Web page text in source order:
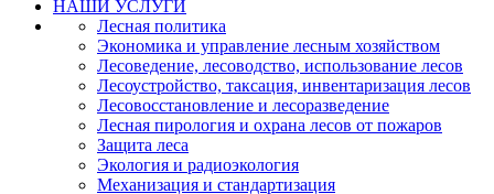
НАШИ УСЛУГИ
Лесная политика
Экономика и управление лесным хозяйством
Лесоведение, лесоводство, использование лесов
Лесоустройство, таксация, инвентаризация лесов
Лесовосстановление и лесоразведение
Лесная пирология и охрана лесов от пожаров
Защита леса
Экология и радиоэкология
Механизация и стандартизация